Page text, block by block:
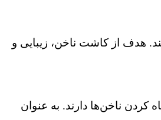
هدف از کاشت ناخن، زیبایی و
ناخن‌ها دارند. به عنوان